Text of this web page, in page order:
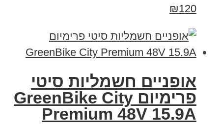
₪120
אופניים חשמליות סיטי
פרימיום GreenBike City
Premium 48V 15.9A